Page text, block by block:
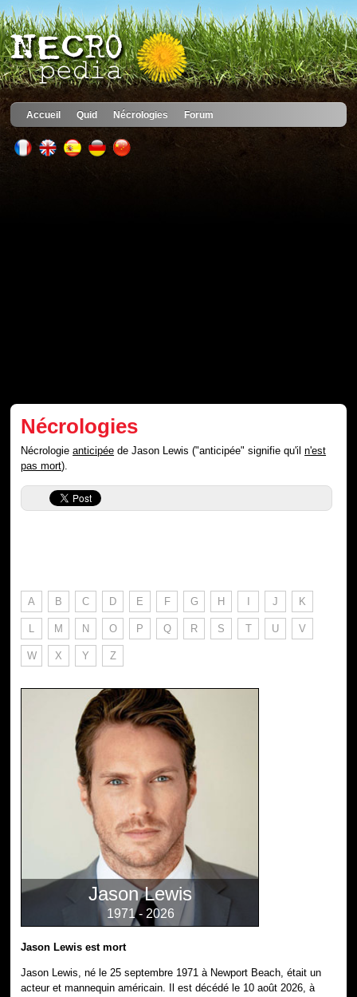
Accueil Quid Nécrologies Forum
Nécrologies
Nécrologieanticipée de Jason Lewis ("anticipée" signifie qu'iln'est
pas mort).
A B C D E F G H I J K
L M N O P Q R S T U V
W X Y Z
Jason Lewis
1971 - 2026
Jason Lewis est mort
Jason Lewis, né le 25 septembre 1971 à Newport Beach, était un
acteur et mannequin américain. Il est décédé le 10 août 2026, à